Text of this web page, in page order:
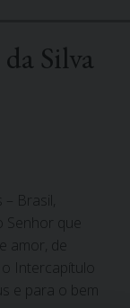
Silva
Brasil,
que
amor, de
Intercapítulo
e para o bem